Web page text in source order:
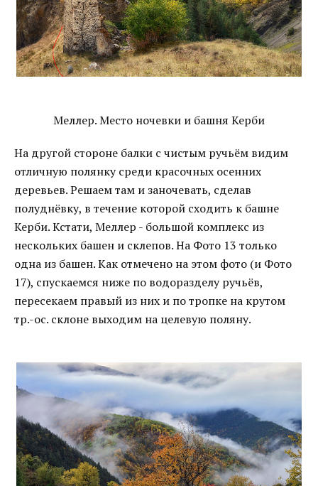
Меллер. Место ночевки и башня Керби
На другой стороне балки с чистым ручьём видим
отличную полянку среди красочных осенних
деревьев. Решаем там и заночевать, сделав
полуднёвку, в течение которой сходить к башне
Керби. Кстати, Меллер - большой комплекс из
нескольких башен и склепов. На Фото 13 только
одна из башен. Как отмечено на этом фото (и Фото
17), спускаемся ниже по водоразделу ручьёв,
пересекаем правый из них и по тропке на крутом
тр.-ос. склоне выходим на целевую поляну.